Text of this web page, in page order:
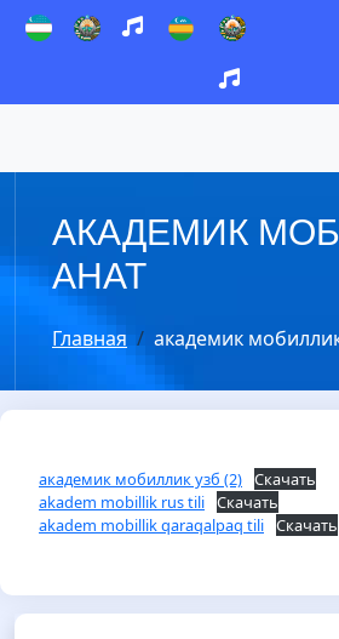
АКАДЕМИК
АНАТ
Главная академик
академик мобиллик узб (2) Скачать
akadem mobillik rus tili Скачать
akadem mobillik qaraqalpaq tili Скачать